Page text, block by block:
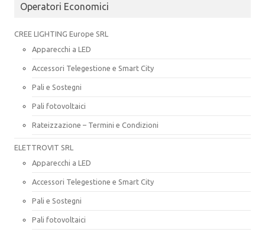
Operatori Economici
CREE LIGHTING Europe SRL
Apparecchi a LED
Accessori Telegestione e Smart City
Pali e Sostegni
Pali fotovoltaici
Rateizzazione – Termini e Condizioni
ELETTROVIT SRL
Apparecchi a LED
Accessori Telegestione e Smart City
Pali e Sostegni
Pali fotovoltaici